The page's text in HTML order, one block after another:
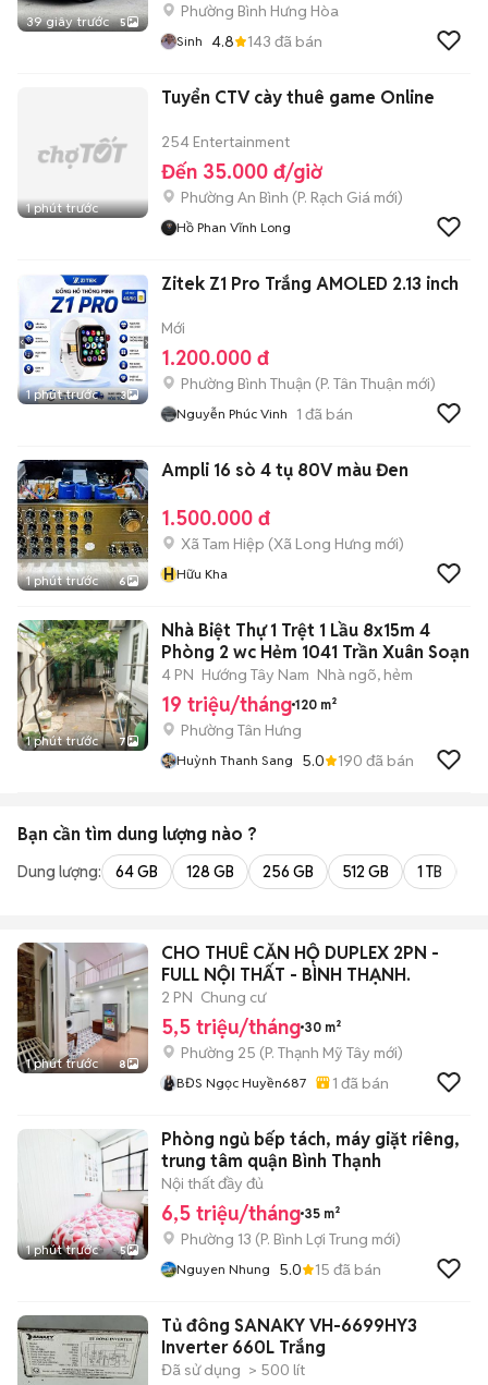
39 giây trước 5
Phường Bình Hưng Hòa
Sinh 4.8 143 đã bán
1 phút trước
Tuyển CTV cày thuê game Online
254 Entertainment
Đến 35.000 đ/giờ
Phường An Bình (P. Rạch Giá mới)
Hồ Phan Vĩnh Long
1 phút trước 3
Zitek Z1 Pro Trắng AMOLED 2.13 inch
Mới
1.200.000 đ
Phường Bình Thuận (P. Tân Thuận mới)
Nguyễn Phúc Vinh 1 đã bán
1 phút trước 6
Ampli 16 sò 4 tụ 80V màu Đen
1.500.000 đ
Xã Tam Hiệp (Xã Long Hưng mới)
HHữu Kha
1 phút trước 7
Nhà Biệt Thự 1 Trệt 1 Lầu 8x15m 4
Phòng 2 wc Hẻm 1041 Trần Xuân Soạn
4 PN Hướng Tây Nam Nhà ngõ, hẻm
19 triệu/tháng 120 m²
Phường Tân Hưng
Huỳnh Thanh Sang 5.0 190 đã bán
Bạn cần tìm dung lượng nào ?
Dung lượng: 64 GB 128 GB 256 GB 512 GB 1 TB
1 phút trước 8
CHO THUÊ CĂN HỘ DUPLEX 2PN -
FULL NỘI THẤT - BÌNH THẠNH.
2 PN Chung cư
5,5 triệu/tháng 30 m²
Phường 25 (P. Thạnh Mỹ Tây mới)
BĐS Ngọc Huyền687 1 đã bán
1 phút trước 5
Phòng ngủ bếp tách, máy giặt riêng,
trung tâm quận Bình Thạnh
Nội thất đầy đủ
6,5 triệu/tháng 35 m²
Phường 13 (P. Bình Lợi Trung mới)
Nguyen Nhung 5.0 15 đã bán
Tủ đông SANAKY VH-6699HY3
Inverter 660L Trắng
Đã sử dụng > 500 lít